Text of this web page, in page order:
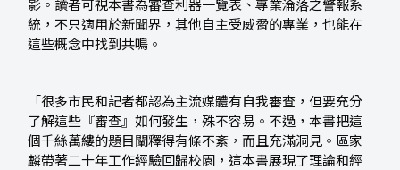
影。讀者可視本書為審查利器一覽表、專業淪落之警報系
統，不只適用於新聞界，其他自主受威脅的專業，也能在
這些概念中找到共鳴。
「很多市民和記者都認為主流媒體有自我審查，但要充分
了解這些『審查』如何發生，殊不容易。不過，本書把這
個千絲萬縷的題目闡釋得有條不紊，而且充滿洞見。區家
麟帶著二十年工作經驗回歸校園，這本書展現了理論和經